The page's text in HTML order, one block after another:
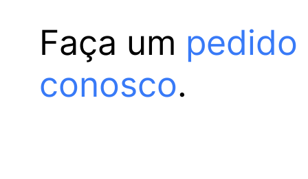
Faça um pedido
conosco.